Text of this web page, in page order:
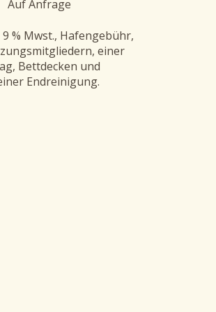
Auf Anfrage
% Mwst., Hafengebühr,
einer
Bettdecken und
Endreinigung.